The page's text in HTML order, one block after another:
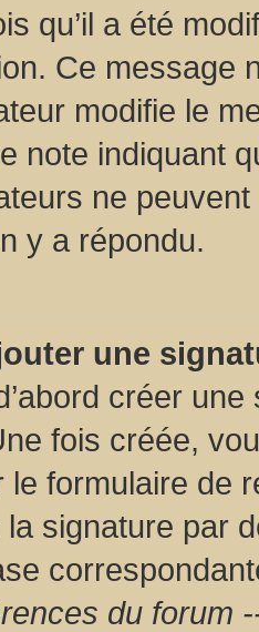
qu’il a été
Ce message
modifie le
note indiquant
ne
y a répondu.
une
créer
fois créée,
le formulaire de
signature par
du forum